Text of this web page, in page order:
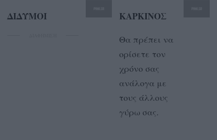
ΔΙΔΥΜΟΙ ΚΑΡΚΙΝΟΣ
Θα πρέπει να
ορίσετε τον
χρόνο σας
ανάλογα με
τους άλλους
γύρω σας.